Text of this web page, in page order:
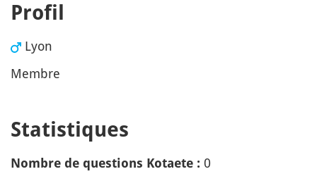
Profil
Lyon
Membre
Statistiques
Nombre de questions Kotaete : 0